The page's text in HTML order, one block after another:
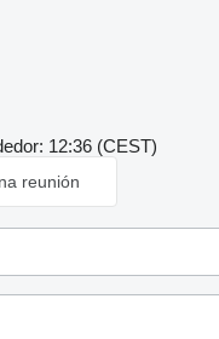
12:36 (CEST)
reunión